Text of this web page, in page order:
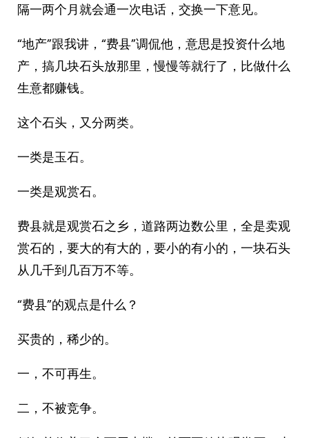
隔一两个月就会通一次电话，交换一下意见。
“地产”跟我讲，“费县”调侃他，意思是投资什么地
产，搞几块石头放那里，慢慢等就行了，比做什么
生意都赚钱。
这个石头，又分两类。
一类是玉石。
一类是观赏石。
费县就是观赏石之乡，道路两边数公里，全是卖观
赏石的，要大的有大的，要小的有小的，一块石头
从几千到几百万不等。
“费县”的观点是什么？
买贵的，稀少的。
一，不可再生。
二，不被竞争。